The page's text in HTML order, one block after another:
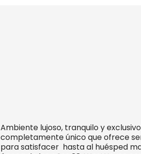
Ambiente lujoso, tranquilo y
completamente único que ofrece
para satisfacer hasta al huésped